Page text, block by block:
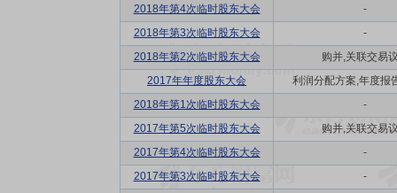
2018年第4次临时股东大会
-
2018年第3次临时股东大会
-
2018年第2次临时股东大会
购并,关联交易
2017年年度股东大会
利润分配方案,年度报
2018年第1次临时股东大会
-
2017年第5次临时股东大会
购并,关联交易
2017年第4次临时股东大会
-
2017年第3次临时股东大会
-